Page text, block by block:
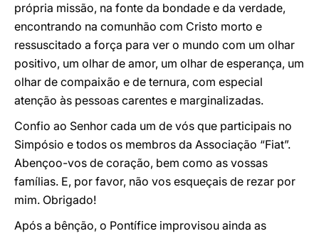
própria missão, na fonte da bondade e da verdade,
encontrando na comunhão com Cristo morto e
ressuscitado a força para ver o mundo com um olhar
positivo, um olhar de amor, um olhar de esperança, um
olhar de compaixão e de ternura, com especial
atenção às pessoas carentes e marginalizadas.
Confio ao Senhor cada um de vós que participais no
Simpósio e todos os membros da Associação “Fiat”.
Abençoo-vos de coração, bem como as vossas
famílias. E, por favor, não vos esqueçais de rezar por
mim. Obrigado!
Após a bênção, o Pontífice improvisou ainda as